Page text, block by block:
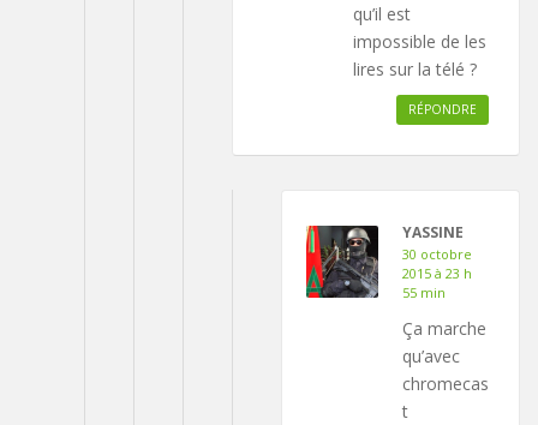
qu’il est
impossible de les
lires sur la télé ?
RÉPONDRE
YASSINE
30 octobre
2015 à 23 h
55 min
Ça marche
qu’avec
chromecas
t